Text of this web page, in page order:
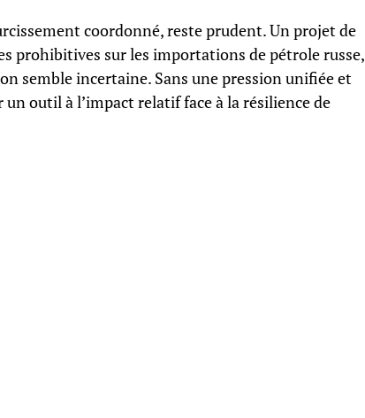
coordonné, reste prudent. Un projet de
prohibitives sur les importations de pétrole russe,
semble incertaine. Sans une pression unifiée et
outil à l’impact relatif face à la résilience de